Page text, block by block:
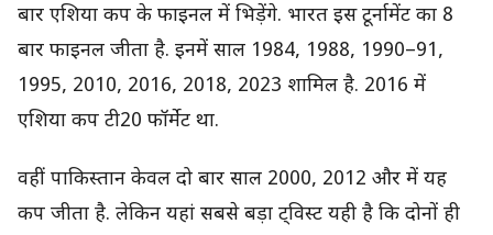
बार एशिया कप के फाइनल में भिड़ेंगे. भारत इस टूर्नामेंट का 8
बार फाइनल जीता है. इनमें साल 1984, 1988, 1990–91,
1995, 2010, 2016, 2018, 2023 शाम‍िल है. 2016 में
एश‍िया कप टी20 फॉर्मेट था.
वहीं पाक‍िस्तान केवल दो बार साल 2000, 2012 और में यह
कप जीता है. लेकिन यहां सबसे बड़ा ट्व‍िस्ट यही है कि दोनों ही